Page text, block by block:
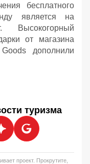
бесплатного
является на
Высокогорный
от магазина
дополнили
туризма
проект. Прокрутите,